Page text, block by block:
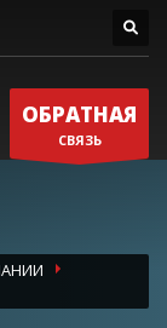
ОБРАТНАЯ
СВЯЗЬ